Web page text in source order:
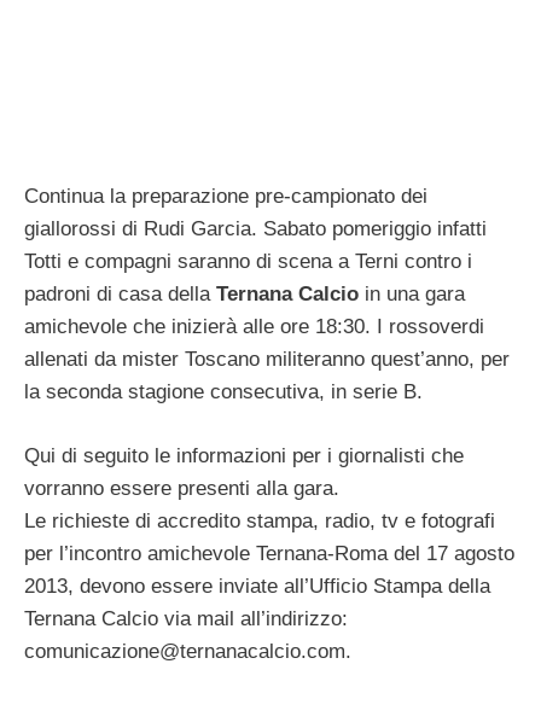
Continua la preparazione pre-campionato dei
giallorossi di Rudi Garcia. Sabato pomeriggio infatti
Totti e compagni saranno di scena a Terni contro i
padroni di casa della Ternana Calcio in una gara
amichevole che inizierà alle ore 18:30. I rossoverdi
allenati da mister Toscano militeranno quest’anno, per
la seconda stagione consecutiva, in serie B.
Qui di seguito le informazioni per i giornalisti che
vorranno essere presenti alla gara.
Le richieste di accredito stampa, radio, tv e fotografi
per l’incontro amichevole Ternana-Roma del 17 agosto
2013, devono essere inviate all’Ufficio Stampa della
Ternana Calcio via mail all’indirizzo:
comunicazione@ternanacalcio.com.